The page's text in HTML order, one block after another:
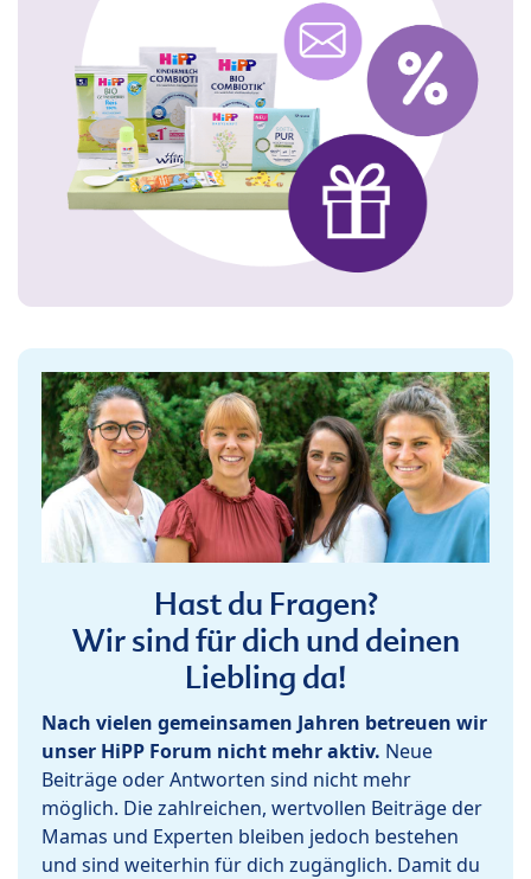
Hast du Fragen?
Wir sind für dich und deinen
Liebling da!
Nach vielen gemeinsamen Jahren betreuen wir
unser HiPP Forum nicht mehr aktiv. Neue
Beiträge oder Antworten sind nicht mehr
möglich. Die zahlreichen, wertvollen Beiträge der
Mamas und Experten bleiben jedoch bestehen
und sind weiterhin für dich zugänglich. Damit du